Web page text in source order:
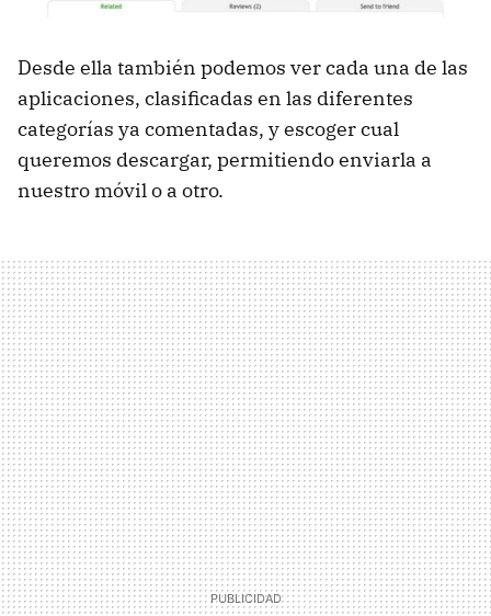
Desde ella también podemos ver cada una de las
aplicaciones, clasificadas en las diferentes
categorías ya comentadas, y escoger cual
queremos descargar, permitiendo enviarla a
nuestro móvil o a otro.